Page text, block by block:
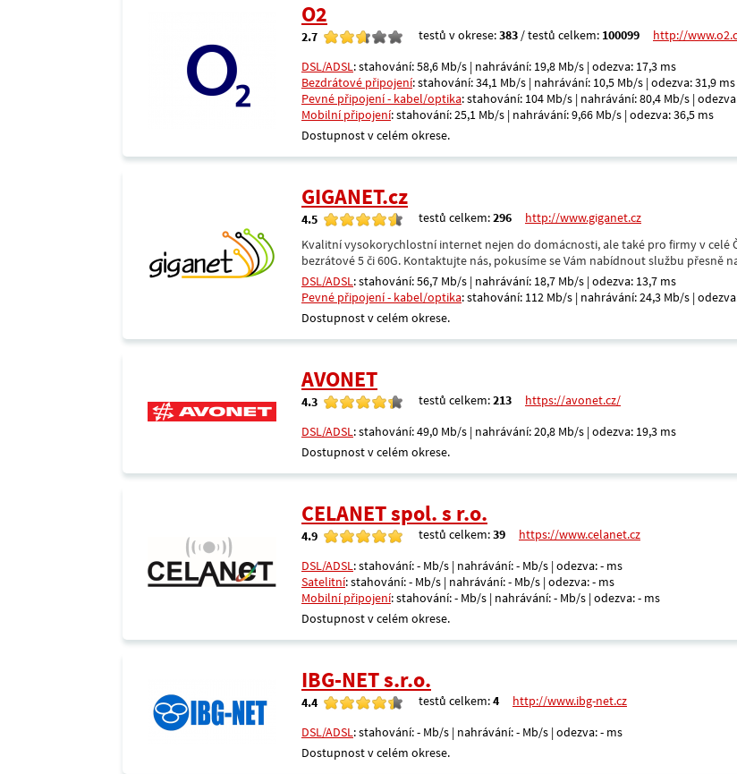
O2
2.7 testů v okrese:383 / testů celkem: 100099
http://
DSL/ADSL: stahování: 58,6 Mb/s | nahrávání: 19,8 Mb/s | odezva: 17,3 ms
Bezdrátové připojení: stahování: 34,1 Mb/s | nahrávání: 10,5 Mb/s | odezva: 31,9 ms
Pevné připojení - kabel/optika: stahování: 104 Mb/s | nahrávání: 80,4 Mb/s |
Mobilní připojení: stahování: 25,1 Mb/s | nahrávání: 9,66 Mb/s | odezva: 36,5 ms
Dostupnost v celém okrese.
GIGANET.cz
4.5 testů celkem:296
http://www.giganet.cz
Kvalitní vysokorychlostní internet nejen do domácnosti, ale také pro firmy v celé
bezrátové 5 či 60G. Kontaktujte nás, pokusíme se Vám nabídnout službu přesně
DSL/ADSL: stahování: 56,7 Mb/s | nahrávání: 18,7 Mb/s | odezva: 13,7 ms
Pevné připojení - kabel/optika: stahování: 112 Mb/s | nahrávání: 24,3 Mb/s |
Dostupnost v celém okrese.
AVONET
4.3 testů celkem:213
https://avonet.cz/
DSL/ADSL: stahování: 49,0 Mb/s | nahrávání: 20,8 Mb/s | odezva: 19,3 ms
Dostupnost v celém okrese.
CELANET spol. s r.o.
4.9 testů celkem:39
https://www.celanet.cz
DSL/ADSL: stahování: - Mb/s | nahrávání: - Mb/s | odezva: - ms
Satelitní: stahování: - Mb/s | nahrávání: - Mb/s | odezva: - ms
Mobilní připojení: stahování: - Mb/s | nahrávání: - Mb/s | odezva: - ms
Dostupnost v celém okrese.
IBG-NET s.r.o.
4.4 testů celkem:4
http://www.ibg-net.cz
DSL/ADSL: stahování: - Mb/s | nahrávání: - Mb/s | odezva: - ms
Dostupnost v celém okrese.